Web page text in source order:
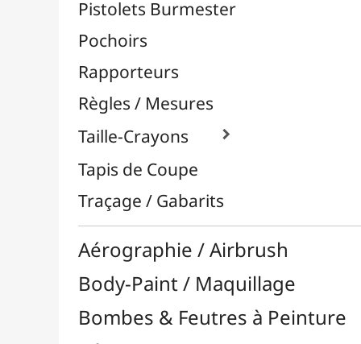
Chevalets & Accrochage
Enfants / Scolaire
Feutres & Stylos
Librairie / Livres
Médiums, Vernis & Colles
Modelage / Sculpture
Peintures / Couleurs
Pinceaux & Outils
Supports Dessin & Peinture
Transport / Rangement
Papeterie & Bureau